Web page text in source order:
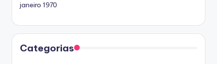
janeiro 1970
Categorias